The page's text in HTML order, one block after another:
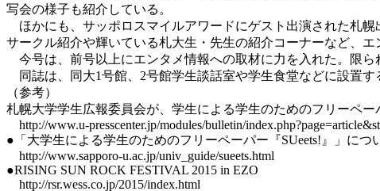
写会の様子も紹介している。
ほかにも、サッポロスマイルアワードにゲスト出演された札
サークル紹介や輝いている札大生・先生の紹介コーナーなど、
今号は、前号以上にエンタメ情報への取材に力を入れた。限ら
同誌は、同大1号館、2号館学生談話室や学生食堂などに設置す
（参考）
札幌大学学生広報委員会が、学生による学生のためのフリーペ
http://www.u-presscenter.jp/modules/bulletin/
●「大学生による学生のためのフリーペーパー『SUeets!』」につ
http://www.sapporo-u.ac.jp/univ_guide/sueets.html
●RISING SUN ROCK FESTIVAL 2015 in EZO
http://rsr.wess.co.jp/2015/index.html